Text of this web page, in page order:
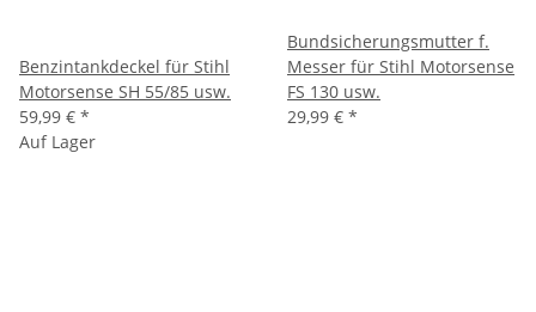
Benzintankdeckel für Stihl
Motorsense SH 55/85 usw.
59,99 € *
Bundsicherungsmutter f.
Messer für Stihl Motorsense
FS 130 usw.
29,99 € *
Auf Lager